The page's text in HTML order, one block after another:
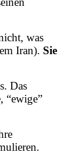
was
Iran). Sie
Das
“ewige”